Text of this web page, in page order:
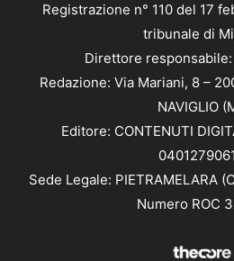
Registrazione n° 110 del 17
tribunale di
Direttore
Redazione: Via Mariani, 8 –
NAVIGLIO
Editore: CONTENUTI
Sede Legale: PIETRAMELARA
Numero ROC